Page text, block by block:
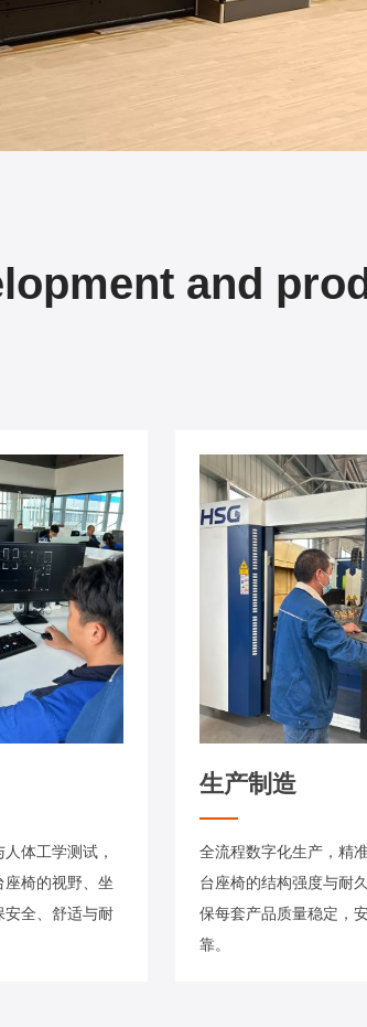
and
体工学测试，
椅的视野、坐
安全、舒适与耐
生产制造
全流程数字化生产，精
台座椅的结构强度与耐
保每套产品质量稳定，
靠。